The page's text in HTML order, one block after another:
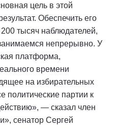
цель в этой
Обеспечить его
тысяч наблюдателей,
непрерывно. У
платформа,
времени
на избирательных
политические партии к
— сказал член
сенатор Сергей